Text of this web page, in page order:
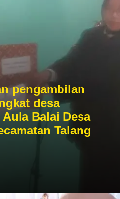
pengambilan
desa
Balai Desa
Talang